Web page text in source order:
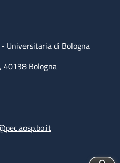
- Universitaria di Bologna
40138 Bologna